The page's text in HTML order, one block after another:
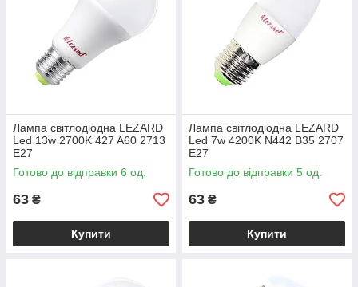
Лампа світлодіодна LEZARD
Led 13w 2700K 427 A60 2713
E27
Готово до відправки 6 од.
63 ₴
Купити
Лампа світлодіодна LEZARD
Led 7w 4200K N442 B35 2707
E27
Готово до відправки 5 од.
63 ₴
Купити